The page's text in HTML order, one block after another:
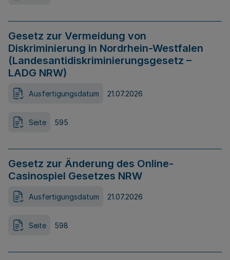
Gesetz zur Vermeidung von
Diskriminierung in Nordrhein-Westfalen
(Landesantidiskriminierungsgesetz –
LADG NRW)
Ausfertigungsdatum 21.07.2026
Seite 595
Gesetz zur Änderung des Online-
Casinospiel Gesetzes NRW
Ausfertigungsdatum 21.07.2026
Seite 598